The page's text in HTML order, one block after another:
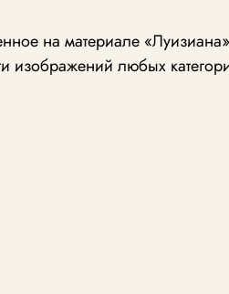
на материале
изображений любых